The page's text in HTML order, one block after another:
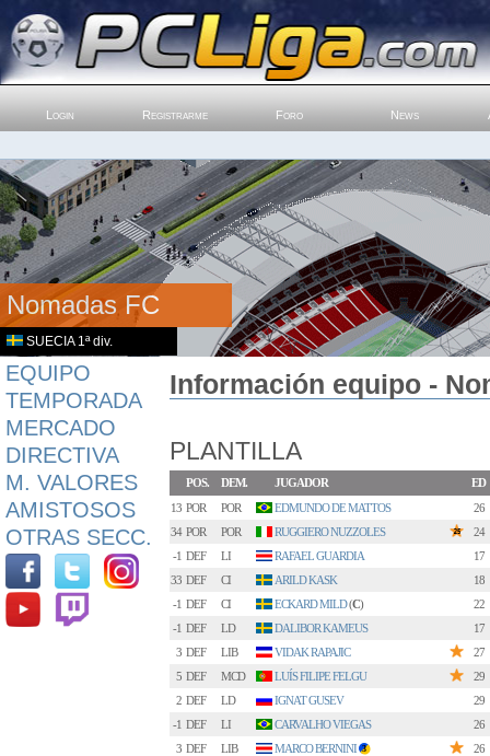
Login Registrarme Foro News
Nomadas FC
SUECIA 1ª div.
EQUIPO
TEMPORADA
MERCADO
DIRECTIVA
M. VALORES
AMISTOSOS
OTRAS SECC.
Información equipo -
PLANTILLA
POS. DEM. JUGADOR
ED
13 POR POR EDMUNDO DE MATTOS
26
34 POR POR RUGGIERO NUZZOLES
24
-1 DEF LI RAFAEL GUARDIA
17
33 DEF CI ARILD KASK
18
-1 DEF CI ECKARD MILD(C)
22
-1 DEF LD DALIBOR KAMEUS
17
3 DEF LIB VIDAK RAPAJIC
27
5 DEF MCD LUÍS FILIPE FELGU
29
2 DEF LD IGNAT GUSEV
29
-1 DEF LI CARVALHO VIEGAS
26
3 DEF LIB MARCO BERNINI 3
26